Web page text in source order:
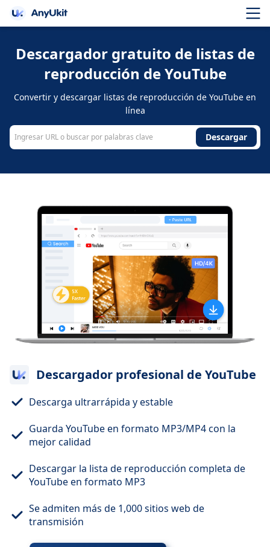
Descargador gratuito de listas de
reproducción de YouTube
Convertir y descargar listas de reproducción de YouTube en
línea
Descargar
Descargador profesional de YouTube
Descarga ultrarrápida y estable
Guarda YouTube en formato MP3/MP4 con la
mejor calidad
Descargar la lista de reproducción completa de
YouTube en formato MP3
Se admiten más de 1,000 sitios web de
transmisión